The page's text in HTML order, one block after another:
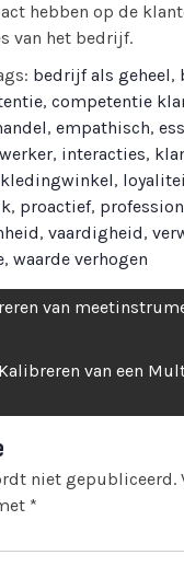
hebben op de
van het bedrijf.
bedrijf als geheel,
,competentie
,empathisch,
, interacties,
kledingwinkel,
, proactief,
,vaardigheid,
,waarde verhogen
van
van een
niet gepubliceerd.
*